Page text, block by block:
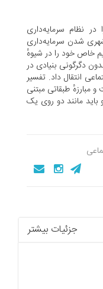
نظام سرمایه‌داری
شدن سرمایه‌داری
خاص خود را در شیوهٔ
دگرگونی بنیادی در
انتقال داد. تفسیر
و مبارزهٔ طبقاتی مبتنی
باید مانند دو روی یک
جزئیات بیشتر